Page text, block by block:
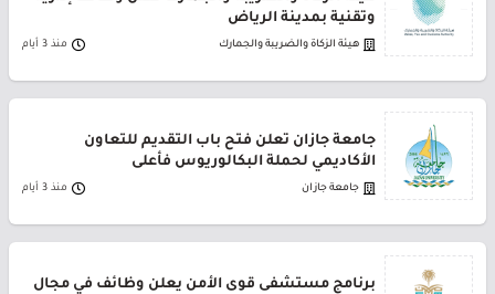
وتقنية بمدينة الرياض
هيئة الزكاة والضريبة والجمارك منذ 3 أيام
جامعة جازان تعلن فتح باب التقديم للتعاون
الأكاديمي لحملة البكالوريوس فأعلى
جامعة جازان منذ 3 أيام
برنامج مستشفى قوى الأمن يعلن وظائف في مجال